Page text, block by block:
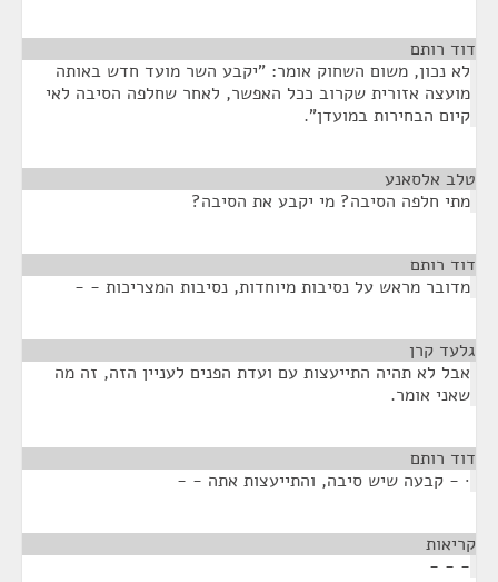
דוד רותם
לא נכון, משום השחוק אומר: "יקבע השר מועד חדש באותה
מועצה אזורית שקרוב ככל האפשר, לאחר שחלפה הסיבה לאי
קיום הבחירות במועדן".
טלב אלסאנע
מתי חלפה הסיבה? מי יקבע את הסיבה?
דוד רותם
מדובר מראש על נסיבות מיוחדות, נסיבות המצריכות - -
גלעד קרן
אבל לא תהיה התייעצות עם ועדת הפנים לעניין הזה, זה מה
שאני אומר.
דוד רותם
· - קבעה שיש סיבה, והתייעצות אתה - -
קריאות
- - -